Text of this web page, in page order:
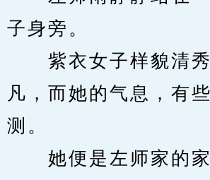
子身旁。
紫衣女子样貌清秀
凡，而她的气息，有
测。
她便是左师家的家